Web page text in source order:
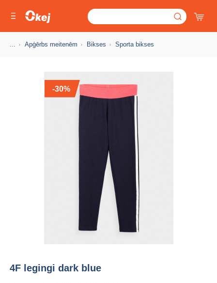
... Apģērbs meitenēm Bikses Sporta bikses
-30%
4F legingi dark blue